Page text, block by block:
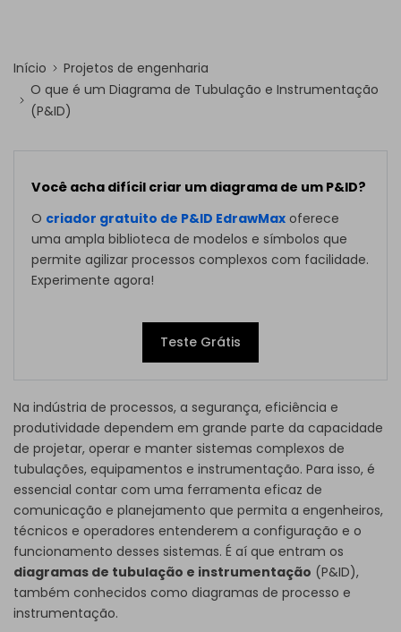
Início
Projetos de engenharia
O que é um Diagrama de Tubulação e Instrumentação
(P&ID)
Você acha difícil criar um diagrama de um P&ID?
O criador gratuito de P&ID EdrawMax oferece
uma ampla biblioteca de modelos e símbolos que
permite agilizar processos complexos com facilidade.
Experimente agora!
Teste Grátis
Na indústria de processos, a segurança, eficiência e
produtividade dependem em grande parte da capacidade
de projetar, operar e manter sistemas complexos de
tubulações, equipamentos e instrumentação. Para isso, é
essencial contar com uma ferramenta eficaz de
comunicação e planejamento que permita a engenheiros,
técnicos e operadores entenderem a configuração e o
funcionamento desses sistemas. É aí que entram os
diagramas de tubulação e instrumentação (P&ID),
também conhecidos como diagramas de processo e
instrumentação.